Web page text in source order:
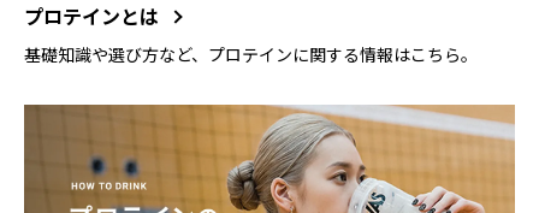
プロテインとは
基礎知識や選び方など、プロテインに関する情報はこちら。